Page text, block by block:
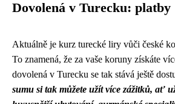
Dovolená v Turecku: platby
Aktuálně je kurz turecké liry vůči české
To znamená, že za vaše koruny získáte
dovolená v Turecku se tak stává ještě
sumu si tak můžete užít více zážitků, ať